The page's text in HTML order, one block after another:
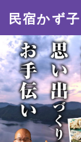
民宿かず子